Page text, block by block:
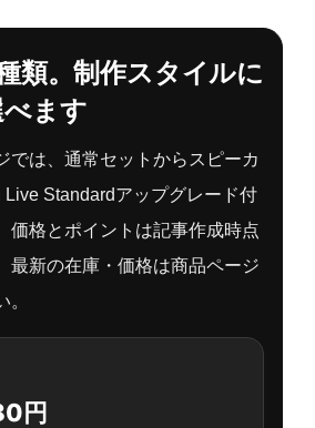
類。制作スタイルに
ます
では、通常セットからスピーカ
Live Standardアップグレード付
価格とポイントは記事作成時点
最新の在庫・価格は商品ページ
円